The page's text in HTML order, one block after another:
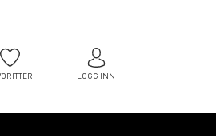
LOGG INN